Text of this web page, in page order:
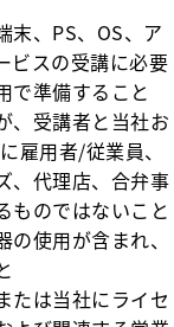
末、PS、OS、ア
ビスの受講に必要
で準備すること
、受講者と当社お
雇用者/従業員、
、代理店、合弁事
ものではないこと
使用が含まれ、
たは当社にライセ